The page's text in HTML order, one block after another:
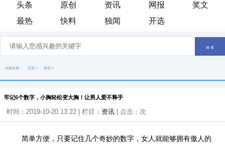
头条 原创 资讯 网报
奖文
最热
快料 独闻 开选
当前位置： 主页 > 资讯 >
牢记6个数字，小胸轻松变大胸！让男人爱不释手
时间：2019-10-20 13:22 | 栏目： 资讯 | 点击： 次
简单方便，只要记住几个奇妙的数字，女人就能够拥有傲人的